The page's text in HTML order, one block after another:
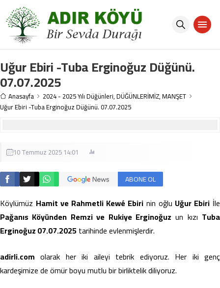
Uğur Ebiri -Tuba Erginoğuz Düğünü.
07.07.2025
Anasayfa 2024 - 2025 Yılı Düğünleri,DÜĞÜNLERİMİZ,MANŞET
Uğur Ebiri -Tuba Erginoğuz Düğünü. 07.07.2025
10 Temmuz 2025 14:01
ABONE OL
Köylümüz Hamit ve Rahmetli Kewé Ebiri nin oğlu Uğur Ebiri İle
Pağanıs Köyünden Remzi ve Rukiye Erginoğuz un kızı Tuba
Erginoğuz 07.07.2025tarihinde evlenmişlerdir.
adirli.com olarak her iki aileyi tebrik ediyoruz. Her iki genç
kardeşimize de ömür boyu mutlu bir birliktelik diliyoruz.